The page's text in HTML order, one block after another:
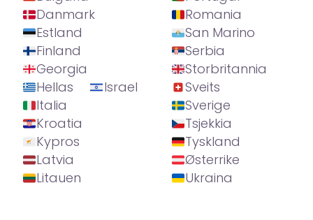
Danmark
Estland
Finland
Georgia
Hellas
Israel
Italia
Kroatia
Kypros
Latvia
Litauen
Romania
San Marino
Serbia
Storbritannia
Sveits
Sverige
Tsjekkia
Tyskland
Østerrike
Ukraina